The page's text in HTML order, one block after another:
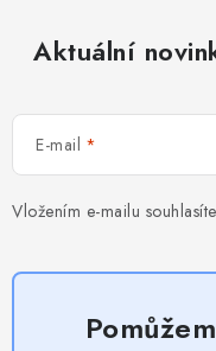
Aktuální
E-mail
Vložením e-mailu